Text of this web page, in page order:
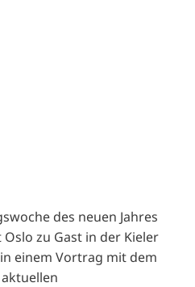
des neuen Jahres
zu Gast in der Kieler
einem Vortrag mit dem